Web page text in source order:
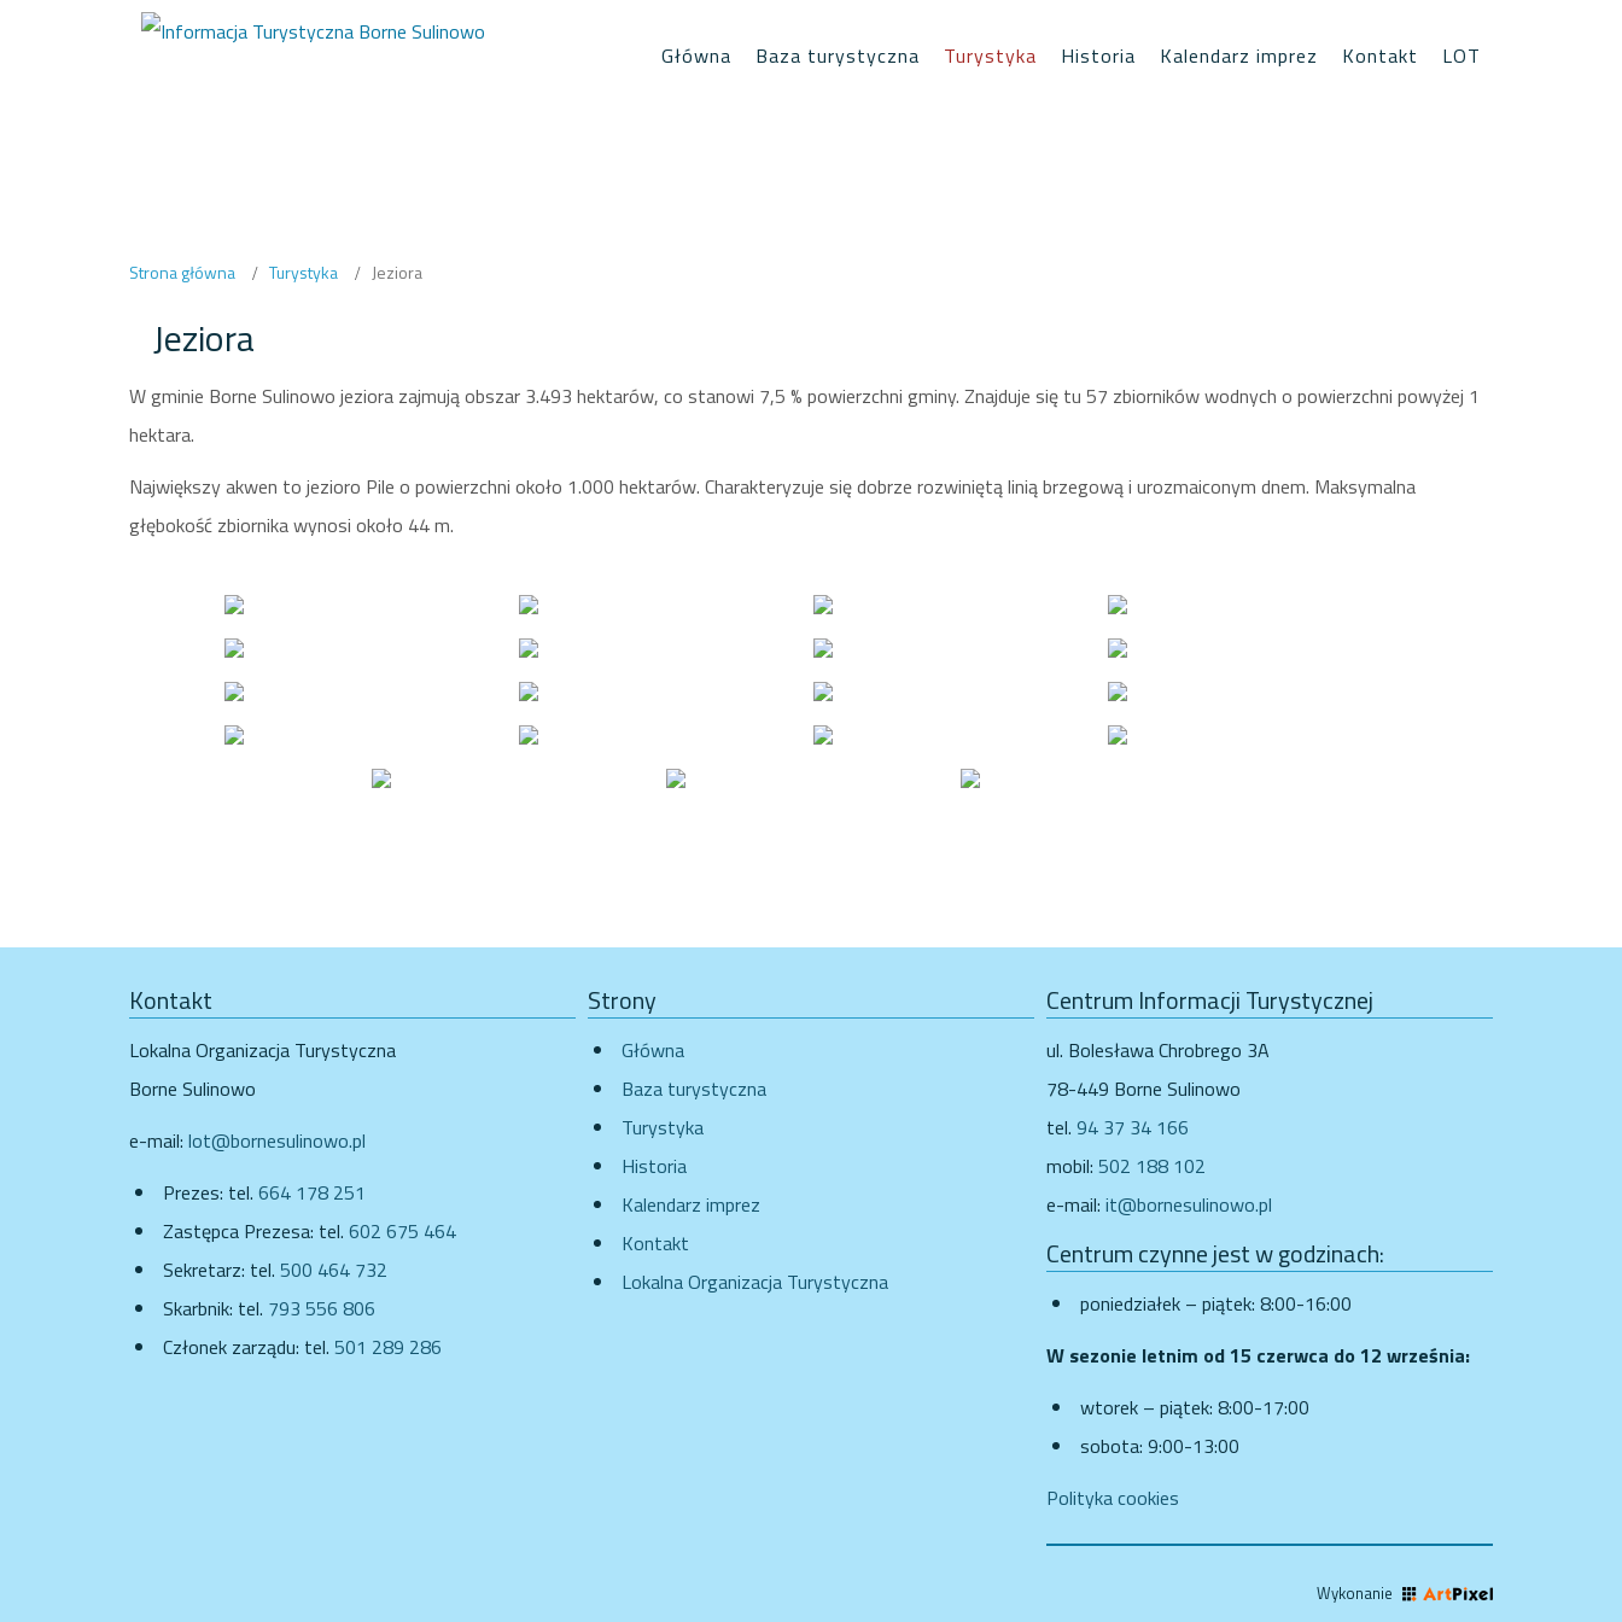
Główna Baza turystyczna Turystyka Historia Kalendarz imprez Kontakt LOT
Strona główna Turystyka Jeziora
Jeziora
W gminie Borne Sulinowo jeziora zajmują obszar 3.493 hektarów, co stanowi 7,5 % powierzchni gminy. Znajduje się tu 57 zbiorników wodnych o powierzchni powyżej 1
hektara.
Największy akwen to jezioro Pile o powierzchni około 1.000 hektarów. Charakteryzuje się dobrze rozwiniętą linią brzegową i urozmaiconym dnem. Maksymalna
głębokość zbiornika wynosi około 44 m.
Kontakt
Lokalna Organizacja Turystyczna
Borne Sulinowo
e-mail: lot@bornesulinowo.pl
Prezes: tel. 664 178 251
Zastępca Prezesa: tel. 602 675 464
Sekretarz: tel. 500 464 732
Skarbnik: tel. 793 556 806
Członek zarządu: tel. 501 289 286
Strony
Główna
Baza turystyczna
Turystyka
Historia
Kalendarz imprez
Kontakt
Lokalna Organizacja Turystyczna
Centrum Informacji Turystycznej
ul. Bolesława Chrobrego 3A
78-449 Borne Sulinowo
tel. 94 37 34 166
mobil: 502 188 102
e-mail: it@bornesulinowo.pl
Centrum czynne jest w godzinach:
poniedziałek – piątek: 8:00-16:00
W sezonie letnim od 15 czerwca do 12 września:
wtorek – piątek: 8:00-17:00
sobota: 9:00-13:00
Polityka cookies
Wykonanie